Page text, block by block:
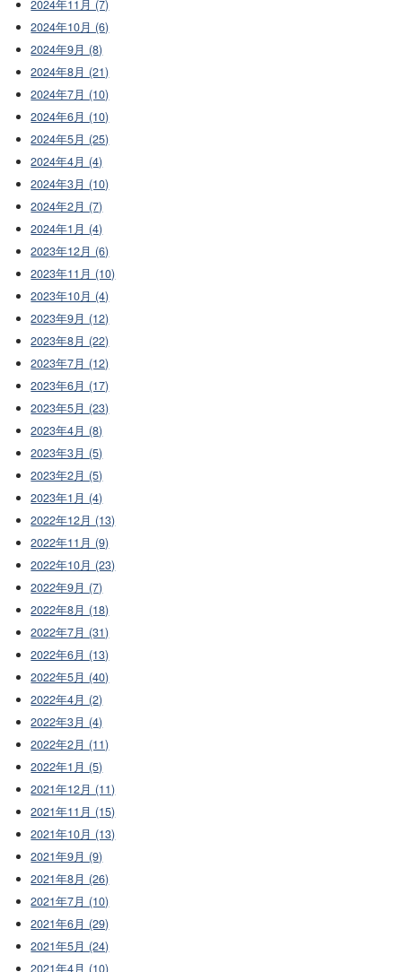
2024年11月 (7)
2024年10月 (6)
2024年9月 (8)
2024年8月 (21)
2024年7月 (10)
2024年6月 (10)
2024年5月 (25)
2024年4月 (4)
2024年3月 (10)
2024年2月 (7)
2024年1月 (4)
2023年12月 (6)
2023年11月 (10)
2023年10月 (4)
2023年9月 (12)
2023年8月 (22)
2023年7月 (12)
2023年6月 (17)
2023年5月 (23)
2023年4月 (8)
2023年3月 (5)
2023年2月 (5)
2023年1月 (4)
2022年12月 (13)
2022年11月 (9)
2022年10月 (23)
2022年9月 (7)
2022年8月 (18)
2022年7月 (31)
2022年6月 (13)
2022年5月 (40)
2022年4月 (2)
2022年3月 (4)
2022年2月 (11)
2022年1月 (5)
2021年12月 (11)
2021年11月 (15)
2021年10月 (13)
2021年9月 (9)
2021年8月 (26)
2021年7月 (10)
2021年6月 (29)
2021年5月 (24)
2021年4月 (10)